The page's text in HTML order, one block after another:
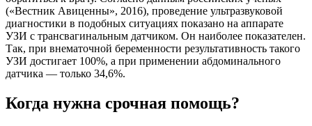
(«Вестник Авиценны», 2016), проведение ультразвуковой
диагностики в подобных ситуациях показано на аппарате
УЗИ с трансвагинальным датчиком. Он наиболее показателен.
Так, при внематочной беременности результативность такого
УЗИ достигает 100%, а при применении абдоминального
датчика — только 34,6%.
Когда нужна срочная помощь?